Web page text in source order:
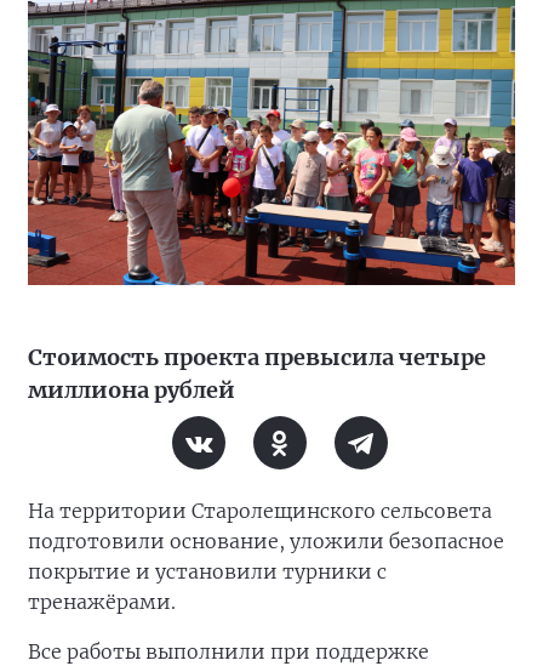
Стоимость проекта превысила четыре
миллиона рублей
На территории Старолещинского сельсовета
подготовили основание, уложили безопасное
покрытие и установили турники с
тренажёрами.
Все работы выполнили при поддержке